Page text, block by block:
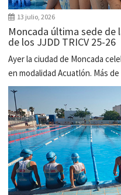
13 julio, 2026
Moncada última sede de
de los JJDD TRICV 25-26
Ayer la ciudad de Moncada
en modalidad Acuatlón. Más de